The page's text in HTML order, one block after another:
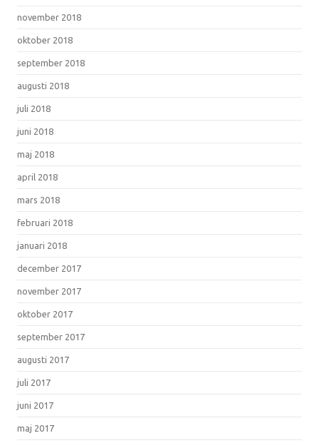
november 2018
oktober 2018
september 2018
augusti 2018
juli 2018
juni 2018
maj 2018
april 2018
mars 2018
februari 2018
januari 2018
december 2017
november 2017
oktober 2017
september 2017
augusti 2017
juli 2017
juni 2017
maj 2017